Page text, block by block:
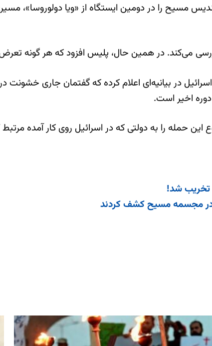
مسیح را در دومین ایستگاه از «ویا
می‌کند. در همین حال، پلیس افزود که هر گونه
در بیانیه‌ای اعلام کرده که گفتمان جاری
اخیر است.
حمله را به دولتی که در اسرائیل روی کار آمده